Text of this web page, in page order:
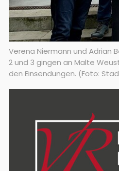
Verena Niermann und Adrian
2 und 3 gingen an Malte
den Einsendungen. (Foto: